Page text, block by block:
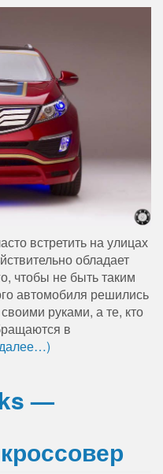
встретить на улицах
обладает
чтобы не быть таким
автомобиля решились
руками, а те, кто
в
—